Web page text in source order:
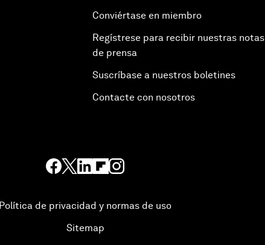
Conviértase en miembro
Regístrese para recibir nuestras notas
de prensa
Suscríbase a nuestros boletines
Contacte con nosotros
Política de privacidad y normas de uso
Sitemap